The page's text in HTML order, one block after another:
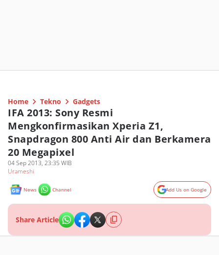
Home Tekno Gadgets
IFA 2013: Sony Resmi
Mengkonfirmasikan Xperia Z1,
Snapdragon 800 Anti Air dan Berkamera
20 Megapixel
04 Sep 2013, 23:35 WIB
Urameshi
News Channel Add Us on Google
Share Article